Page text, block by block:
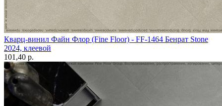
Кварц-винил Файн Флор (Fine Floor) - FF-1464 Бенрат Stone
2024, клеевой
101,40 p.